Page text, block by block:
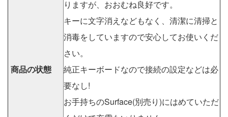
商品の状態
りますが、おおむね良好です。
キーに文字消えなどもなく、清潔に清掃と
消毒をしていますので安心してお使いくだ
さい。
純正キーボードなので接続の設定などは必
要なし!
お手持ちのSurface(別売り)にはめていただ